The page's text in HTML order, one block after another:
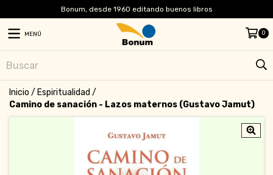
Bonum, desde 1960 editando buenos libros
MENÚ 0
Inicio / Espiritualidad /
Camino de sanación - Lazos maternos (Gustavo Jamut)